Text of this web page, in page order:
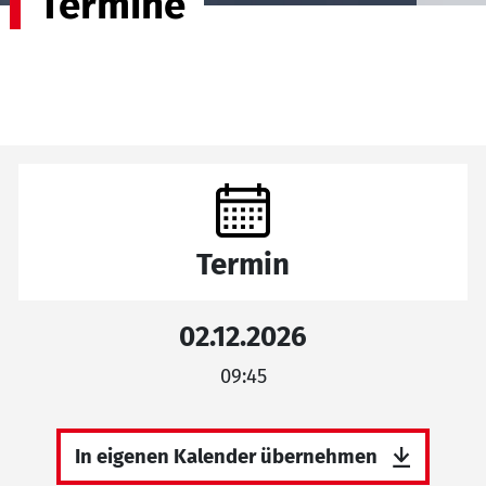
Termin
02.12.2026
09:45
In eigenen Kalender übernehmen